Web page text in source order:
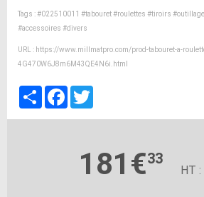
Tags :#022510011 #tabouret#roulettes #tiroirs #outillage
#accessoires #divers
URL : https://www.millmatpro.com/prod-tabouret-a-
4G470W6J8m6M43QE4N6i.html
PartagerFacebook
181€33
HT